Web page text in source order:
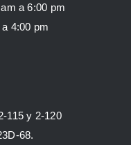
a 6:00 pm
4:00 pm
115 y 2-120
68.